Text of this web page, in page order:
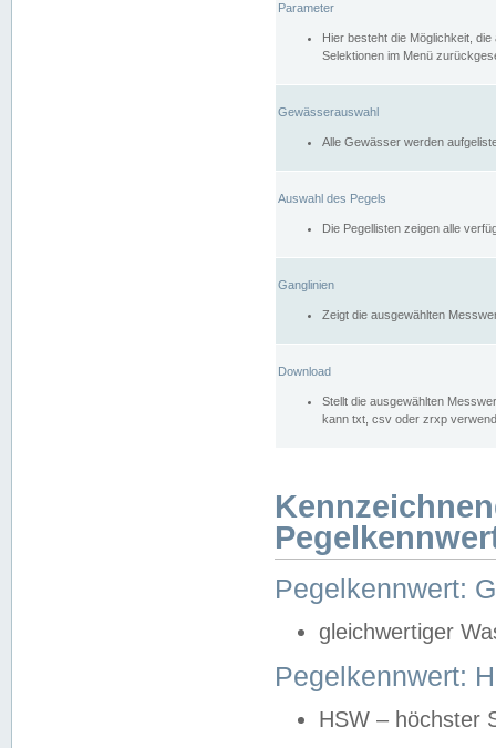
Parameter
Hier besteht die Möglichkeit,
Selektionen im Menü
Gewässerauswahl
Alle Gewässer werden
Auswahl des Pegels
Die Pegellisten zeigen alle
Ganglinien
Zeigt die ausgewählten
Download
Stellt die ausgewählten
kann txt, csv oder zrxp
Pegelkennwert:
gleichwertiger
Pegelkennwert:
HSW – höchster